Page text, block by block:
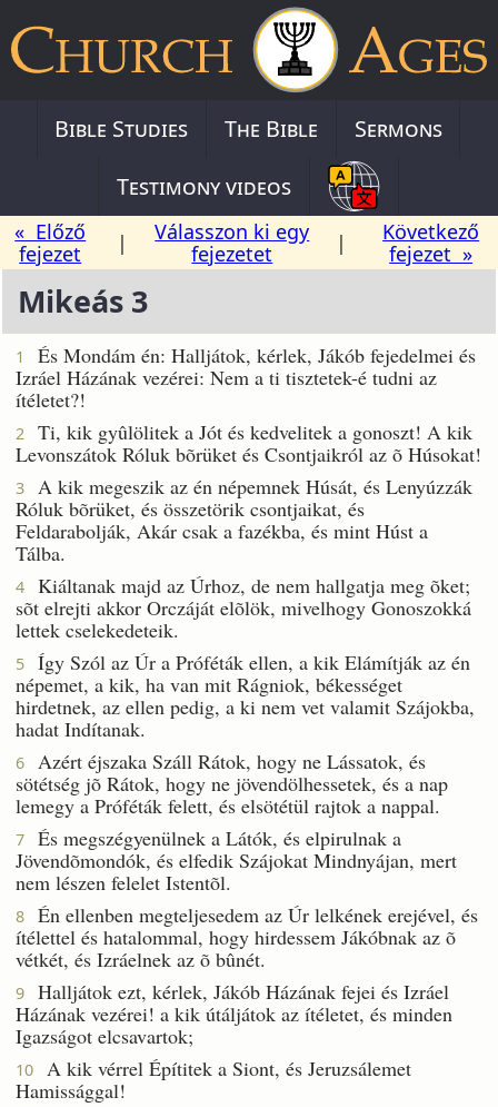
Bible Studies The Bible
Sermons
Testimony videos
« Előző
fejezet
|
Válasszon ki egy
fejezetet
|
Következő
fejezet »
Mikeás 3
1
És Mondám én: Halljátok, kérlek, Jákób fejedelmei és
Izráel Házának vezérei: Nem a ti tisztetek-é tudni az
ítéletet?!
2
Ti, kik gyûlölitek a Jót és kedvelitek a gonoszt! A kik
Levonszátok Róluk bõrüket és Csontjaikról az õ Húsokat!
3
A kik megeszik az én népemnek Húsát, és Lenyúzzák
Róluk bõrüket, és összetörik csontjaikat, és
Feldarabolják, Akár csak a fazékba, és mint Húst a
Tálba.
4
Kiáltanak majd az Úrhoz, de nem hallgatja meg õket;
sõt elrejti akkor Orczáját elõlök, mivelhogy Gonoszokká
lettek cselekedeteik.
5
Így Szól az Úr a Próféták ellen, a kik Elámítják az én
népemet, a kik, ha van mit Rágniok, békességet
hirdetnek, az ellen pedig, a ki nem vet valamit Szájokba,
hadat Indítanak.
6
Azért éjszaka Száll Rátok, hogy ne Lássatok, és
sötétség jõ Rátok, hogy ne jövendölhessetek, és a nap
lemegy a Próféták felett, és elsötétül rajtok a nappal.
7
És megszégyenülnek a Látók, és elpirulnak a
Jövendõmondók, és elfedik Szájokat Mindnyájan, mert
nem lészen felelet Istentõl.
8
Én ellenben megteljesedem az Úr lelkének erejével, és
ítélettel és hatalommal, hogy hirdessem Jákóbnak az õ
vétkét, és Izráelnek az õ bûnét.
9
Halljátok ezt, kérlek, Jákób Házának fejei és Izráel
Házának vezérei! a kik útáljátok az ítéletet, és minden
Igazságot elcsavartok;
10
A kik vérrel Építitek a Siont, és Jeruzsálemet
Hamissággal!